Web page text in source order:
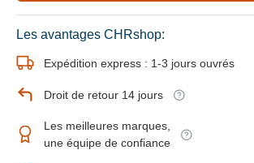
Les avantages CHRshop:
Expédition express : 1-3 jours ouvrés
Droit de retour 14 jours
Les meilleures marques,
une équipe de confiance